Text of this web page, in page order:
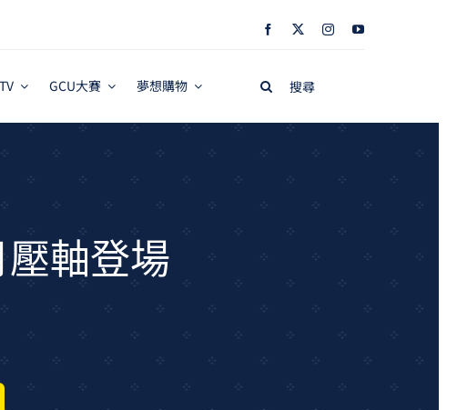
GCU大賽 夢想購物
Search
軸登場